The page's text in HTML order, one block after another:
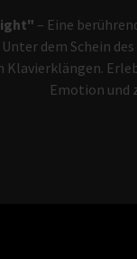
– Eine
Unter dem Schein
Klavierklängen.
Emotion und